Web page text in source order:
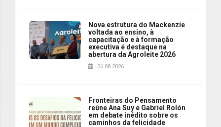
Nova estrutura do Mackenzie
voltada ao ensino, à
capacitação e à formação
executiva é destaque na
abertura da Agroleite 2026
06.08.2026
Fronteiras do Pensamento
reúne Ana Suy e Gabriel Rolón
em debate inédito sobre os
caminhos da felicidade